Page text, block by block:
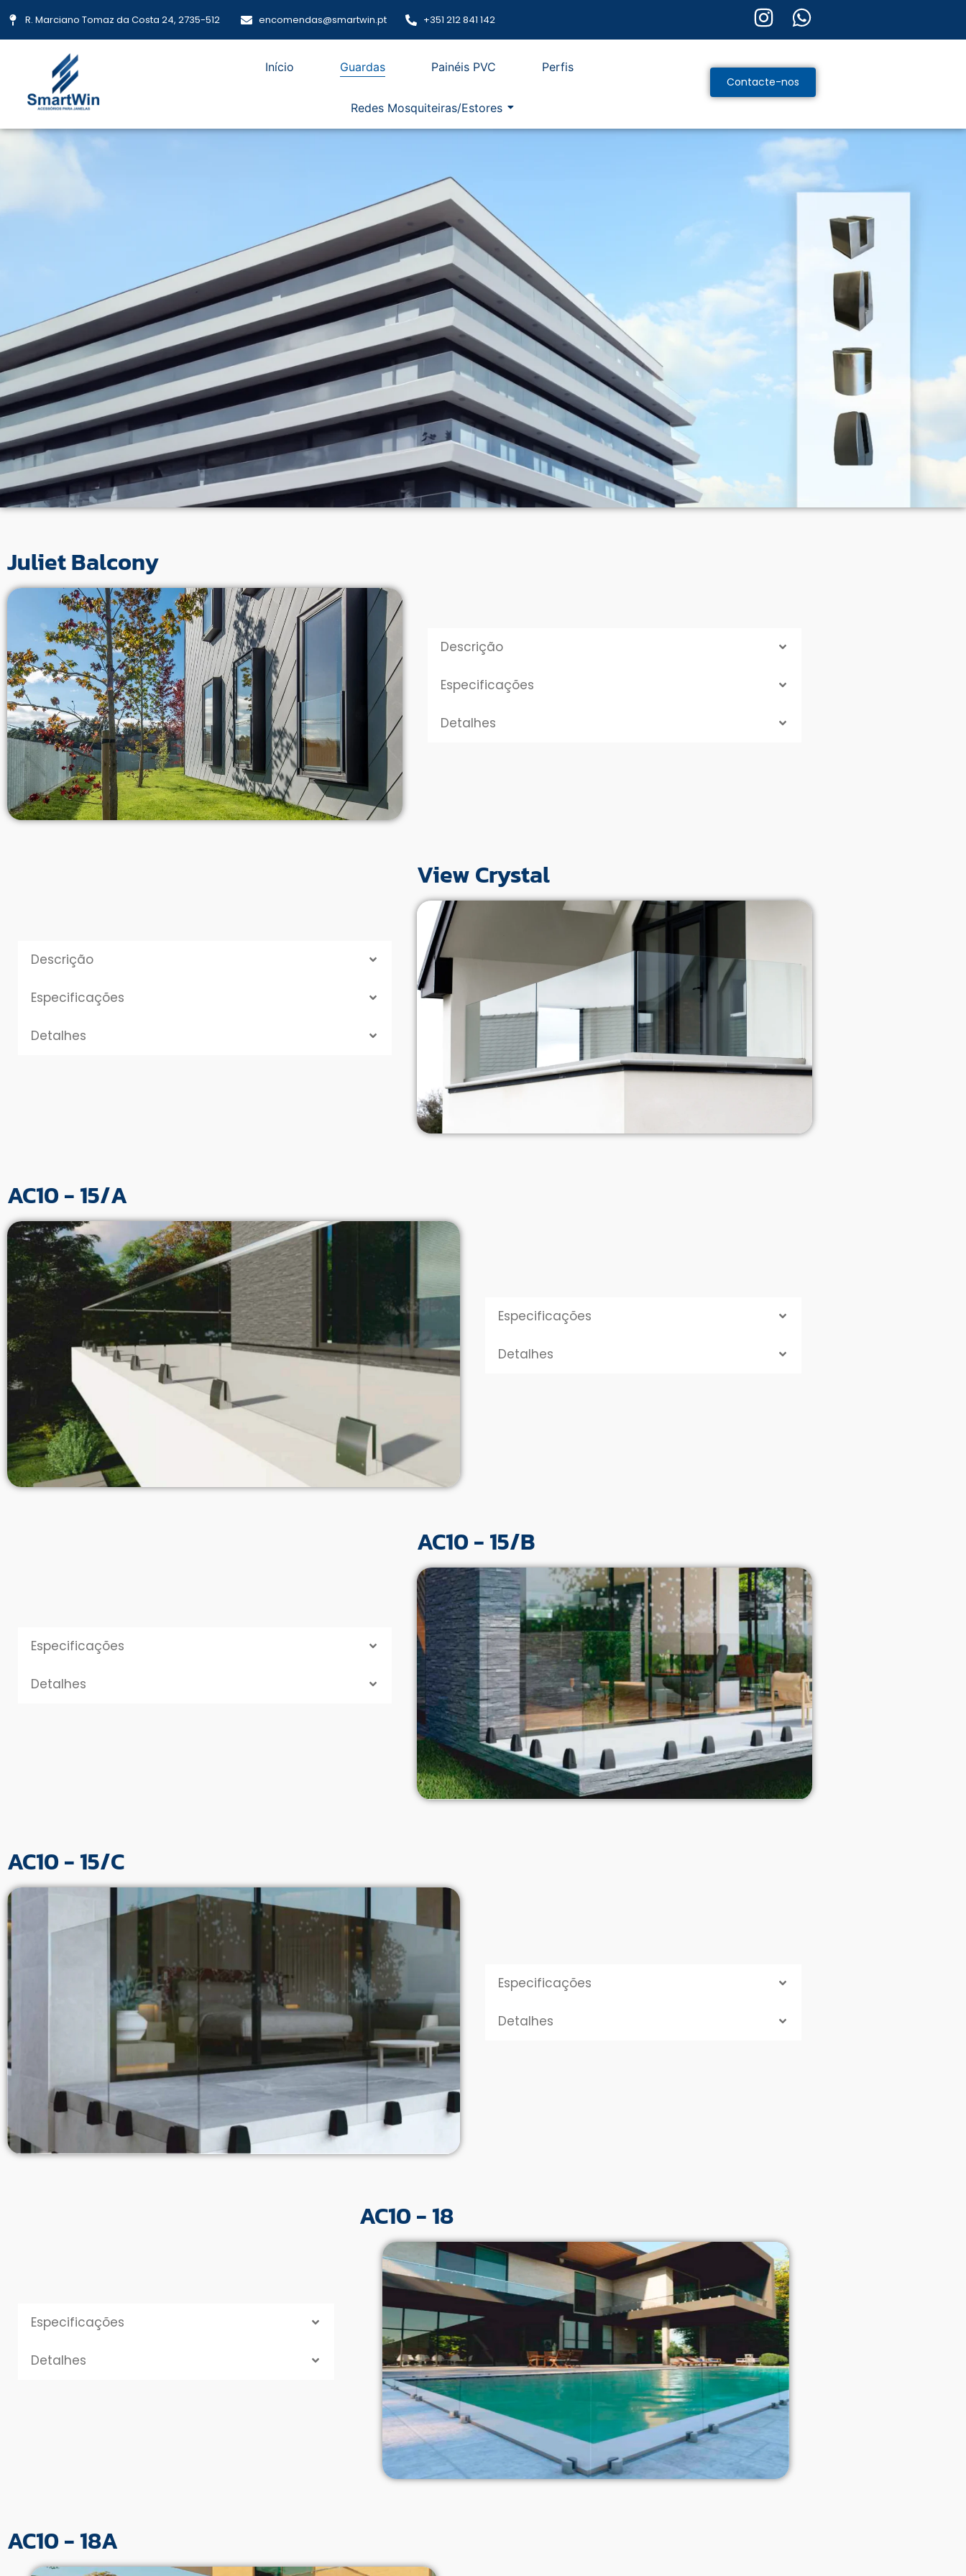
R. Marciano Tomaz da Costa 24, 2735-512 encomendas@smartwin.pt +351 212 841 142
Início Guardas Painéis PVC Perfis
Redes Mosquiteiras/Estores
Contacte-nos
Juliet Balcony
Descrição
Especificações
Detalhes
Descrição
Especificações
Detalhes
View Crystal
AC10 - 15/A
Especificações
Detalhes
Especificações
Detalhes
AC10 - 15/B
AC10 - 15/C
Especificações
Detalhes
Especificações
Detalhes
AC10 - 18
AC10 - 18A